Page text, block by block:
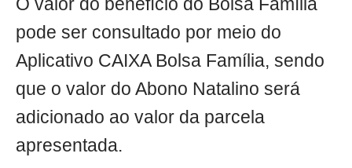
O valor do benefício do Bolsa Família
pode ser consultado por meio do
Aplicativo CAIXA Bolsa Família, sendo
que o valor do Abono Natalino será
adicionado ao valor da parcela
apresentada.